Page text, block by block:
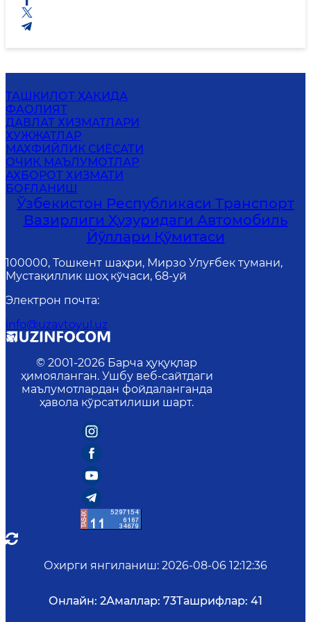
ТАШКИЛОТ ҲАҚИДА
ФАОЛИЯТ
ДАВЛАТ ХИЗМАТЛАРИ
ҲУЖЖАТЛАР
МАХФИЙЛИК СИЁСАТИ
ОЧИҚ МАЪЛУМОТЛАР
АХБОРОТ ХИЗМАТИ
БОҒЛАНИШ
Ўзбекистон Республикаси Транспорт
Вазирлиги Ҳузуридаги Автомобиль
Йўллари Қўмитаси
100000, Тошкент шаҳри, Мирзо Улуғбек тумани,
Мустақиллик шоҳ кўчаси, 68-уй
Электрон почта:
info@uzavtoyul.uz
© 2001-2026 Барча ҳуқуқлар
ҳимояланган. Ушбу веб-сайтдаги
маълумотлардан фойдаланганда
ҳавола кўрсатилиши шарт.
Охирги янгиланиш: 2026-08-06 12:12:36
Онлайн: 2Амаллар: 73Ташрифлар: 41